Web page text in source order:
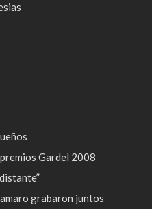
Gardel 2008
grabaron juntos